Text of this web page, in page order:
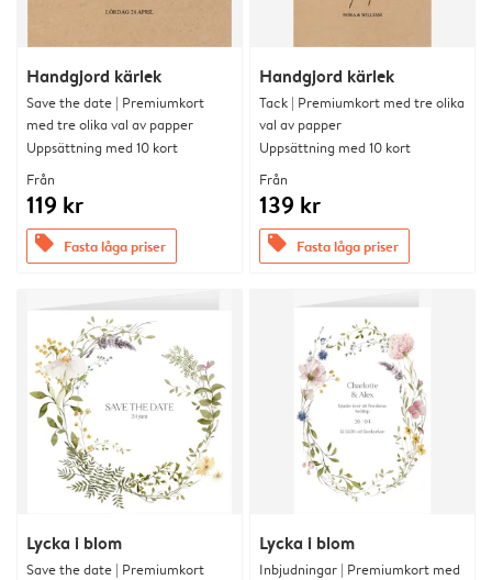
Handgjord kärlek
Save the date | Premiumkort
med tre olika val av papper
Uppsättning med 10 kort
Från
119 kr
offers Fasta låga priser
Handgjord kärlek
Tack | Premiumkort med tre olika
val av papper
Uppsättning med 10 kort
Från
139 kr
offers Fasta låga priser
Lycka i blom
Save the date | Premiumkort
Lycka i blom
Inbjudningar | Premiumkort med